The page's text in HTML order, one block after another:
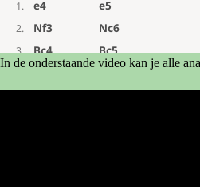
In de onderstaande video kan je alle